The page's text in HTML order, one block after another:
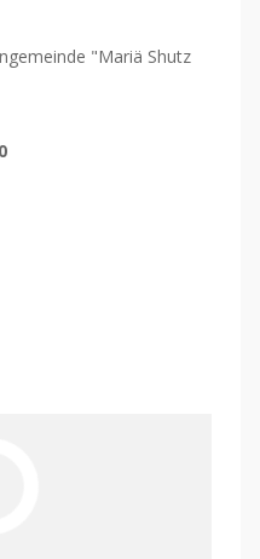
"Mariä Shutz